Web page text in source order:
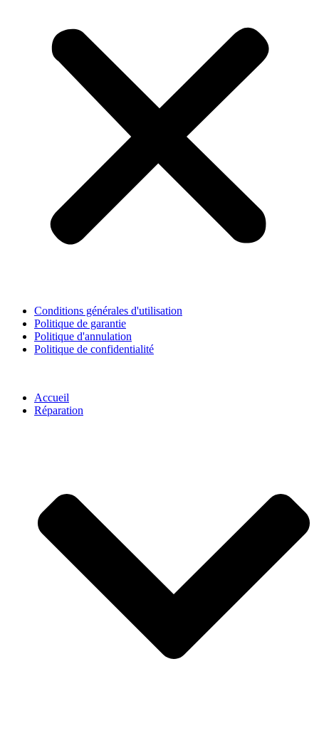
Conditions générales d'utilisation
Politique de garantie
Politique d'annulation
Politique de confidentialité
Accueil
Réparation